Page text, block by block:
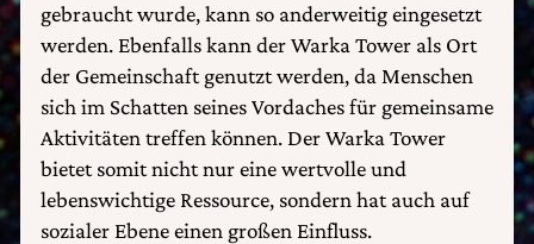
gebraucht wurde, kann so anderweitig eingesetzt
werden. Ebenfalls kann der Warka Tower als Ort
der Gemeinschaft genutzt werden, da Menschen
sich im Schatten seines Vordaches für gemeinsame
Aktivitäten treffen können. Der Warka Tower
bietet somit nicht nur eine wertvolle und
lebenswichtige Ressource, sondern hat auch auf
sozialer Ebene einen großen Einfluss.